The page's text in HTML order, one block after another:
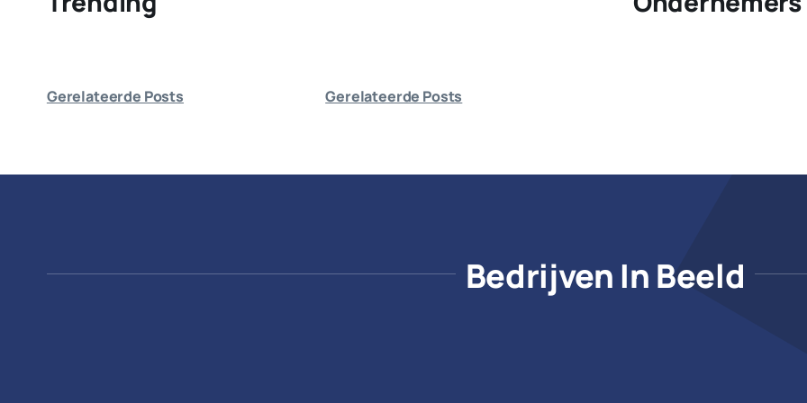
Gerelateerde Posts Gerelateerde Posts
Bedrijven In Beeld